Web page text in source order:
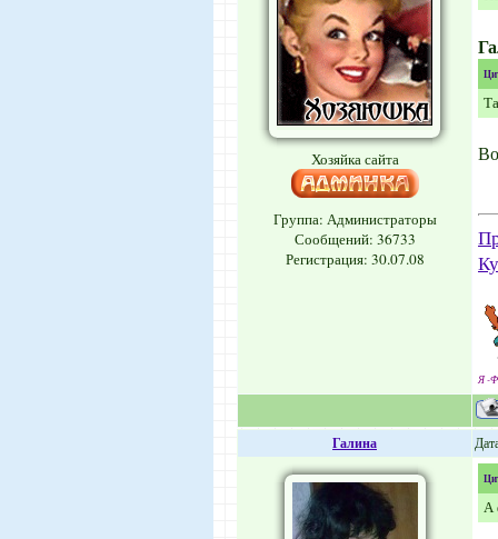
Хозяйка сайта
Группа: Администраторы
Сообщений: 36733
Регистрация: 30.07.08
Я -
Галина
А